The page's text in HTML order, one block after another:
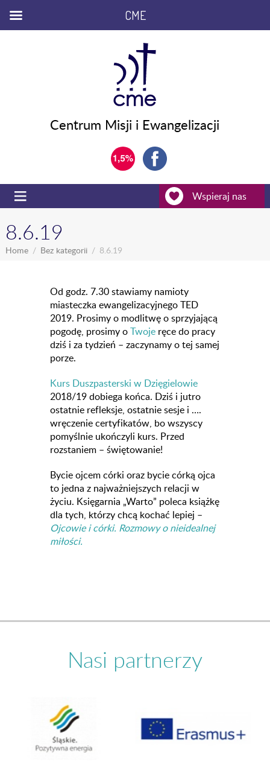
Centrum Misji i Ewangelizacji
Wspieraj nas
8.6.19
Home Bez kategorii 8.6.19
Od godz. 7.30 stawiamy namioty
miasteczka ewangelizacyjnego TED
2019. Prosimy o modlitwę o sprzyjającą
pogodę, prosimy oTwoje ręce do pracy
dziś i za tydzień – zaczynamy o tej samej
porze.
Kurs Duszpasterski w Dzięgielowie
2018/19 dobiega końca. Dziś i jutro
ostatnie refleksje, ostatnie sesje i ….
wręczenie certyfikatów, bo wszyscy
pomyślnie ukończyli kurs. Przed
rozstaniem – świętowanie!
Bycie ojcem córki oraz bycie córką ojca
to jedna z najważniejszych relacji w
życiu. Księgarnia „Warto” poleca książkę
dla tych, którzy chcą kochać lepiej –
Ojcowie i córki. Rozmowy o nieidealnej
miłości.
Nasi partnerzy
CME